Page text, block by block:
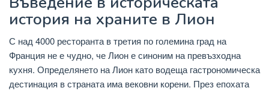
история на храните в Лион
С над 4000 ресторанта в третия по големина град на
Франция не е чудно, че Лион е синоним на превъзходна
кухня. Определянето на Лион като водеща гастрономическа
дестинация в страната има вековни корени. През епохата